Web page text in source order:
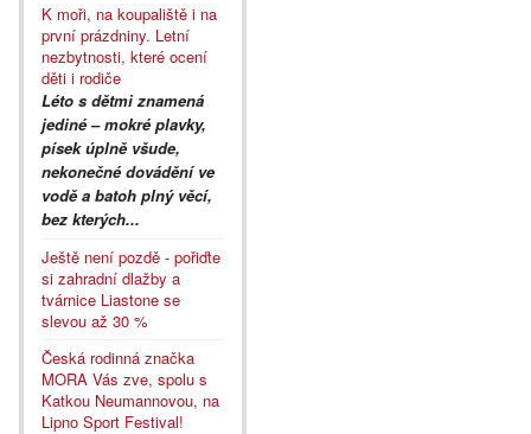
K moři, na koupaliště i na
první prázdniny. Letní
nezbytnosti, které ocení
děti i rodiče
Léto s dětmi znamená
jediné – mokré plavky,
písek úplně všude,
nekonečné dovádění ve
vodě a batoh plný věcí,
bez kterých...
Ještě není pozdě - pořiďte
si zahradní dlažby a
tvárnice Liastone se
slevou až 30 %
Česká rodinná značka
MORA Vás zve, spolu s
Katkou Neumannovou, na
Lipno Sport Festival!